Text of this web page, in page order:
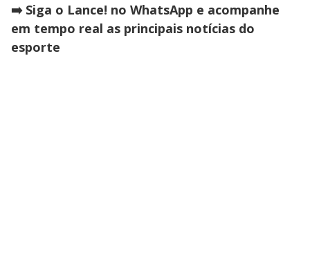
➡️ Siga o Lance! no WhatsApp e acompanhe
em tempo real as principais notícias do
esporte